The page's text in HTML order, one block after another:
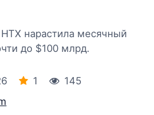
нарастила месячный
до $100 млрд.
1
145